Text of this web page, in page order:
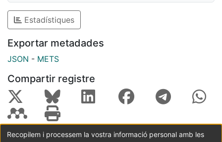
Estadístiques
Exportar metadades
JSON - METS
Compartir registre
Recopilem i processem la vostra informació personal amb les